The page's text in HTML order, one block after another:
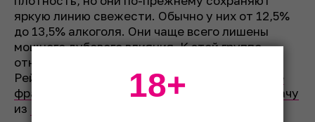
яркую линию свежести. Обычно у них от 12,5%
до 13,5% алкоголя. Они чаще всего лишены
мощного дубового влияния. К этой группе
относим
Рейнгау,
из Соаве
каберне
фран
из Сомюр-Шампиньи, модерновую
гарначу
из
18+